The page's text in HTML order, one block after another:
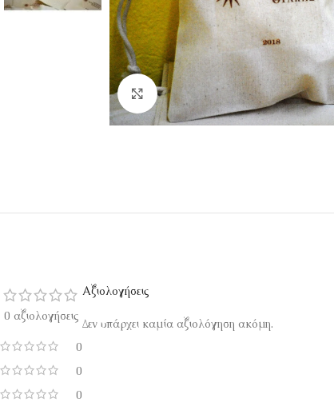
Κάντε κλικ για μεγέθυνση
0 αξιολογήσεις
0
0
0
Αξιολογήσεις
Δεν υπάρχει καμία αξιολόγηση ακόμη.